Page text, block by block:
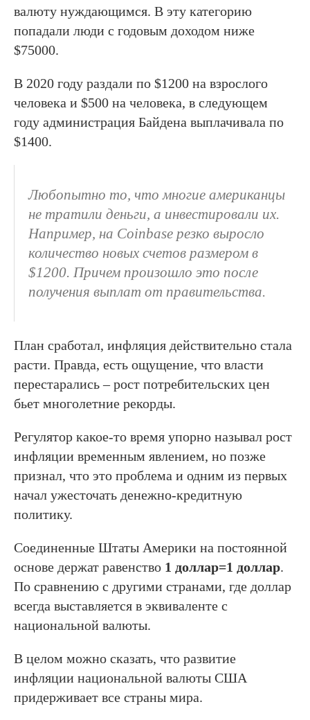
валюту нуждающимся. В эту категорию
попадали люди с годовым доходом ниже
$75000.
В 2020 году раздали по $1200 на взрослого
человека и $500 на человека, в следующем
году администрация Байдена выплачивала по
$1400.
Любопытно то, что многие американцы
не тратили деньги, а инвестировали их.
Например, на Coinbase резко выросло
количество новых счетов размером в
$1200. Причем произошло это после
получения выплат от правительства.
План сработал, инфляция действительно стала
расти. Правда, есть ощущение, что власти
перестарались – рост потребительских цен
бьет многолетние рекорды.
Регулятор какое-то время упорно называл рост
инфляции временным явлением, но позже
признал, что это проблема и одним из первых
начал ужесточать денежно-кредитную
политику.
Соединенные Штаты Америки на постоянной
основе держат равенство 1 доллар=1 доллар.
По сравнению с другими странами, где доллар
всегда выставляется в эквиваленте с
национальной валюты.
В целом можно сказать, что развитие
инфляции национальной валюты США
придерживает все страны мира.